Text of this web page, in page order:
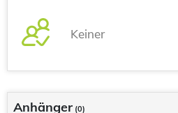
Keiner
Anhänger (0)